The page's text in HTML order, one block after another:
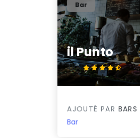
il Punto
4.8/5
Bar
AJOUTÉ PAR BARS
Bar